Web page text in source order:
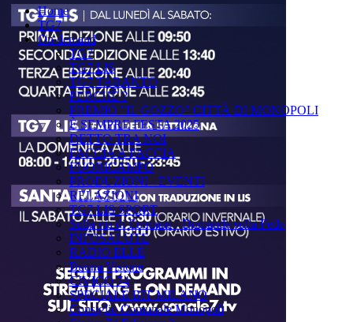
Home
TG7
On demand
TG7
TG7 LIS
TG7 TARANTO
PERCHÉ ?
PREMIO "IL GOZZO" CITTÀ DI MONOPOLI
È SEMPRE FESTA 2025
DETTO TRA NOI
FACCIA A FACCIA
FUORICAMPO
PRODUZIONI - EVENTI
RELAZIONI
TG7 LIS SPORT
Sulla via di Emmaus - Domande sulla Fede
INFOSALUTE
RADIO ELLE
Buona Visione
CIVICO 74
SPECIALE BIT MILANO
Consiglio Comunale Monopoli